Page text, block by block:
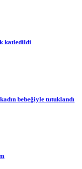
katledildi
bebeğiyle tutuklandı